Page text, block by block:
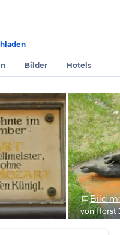
Bilder Hotels
Bild
von Horst